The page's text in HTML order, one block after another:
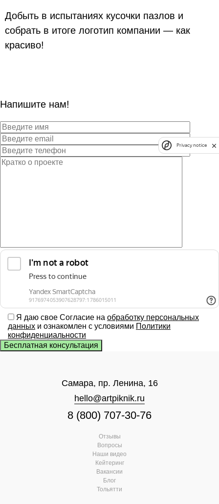
Добыть в испытаниях кусочки пазлов и
собрать в итоге логотип компании — как
красиво!
Напишите нам!
Я даю свое Согласие на обработку персональных
данных и ознакомлен с условиями Политики
конфиденциальности
Самара, пр. Ленина, 16
hello@artpiknik.ru
8 (800) 707-30-76
Отзывы
Вопросы
Наши видео
Кейтеринг
Вакансии
Блог
Тольятти
Privacy notice